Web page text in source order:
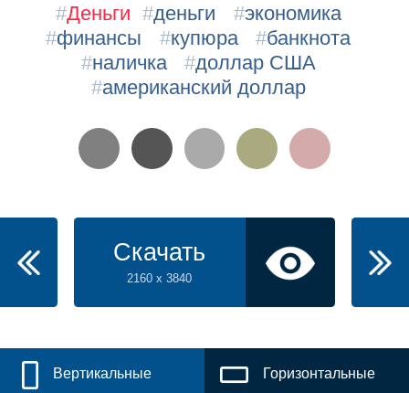
#Деньги #деньги #экономика
#финансы #купюра #банкнота
#наличка #доллар США
#американский доллар
Скачать
2160 x 3840
Вертикальные Горизонтальные